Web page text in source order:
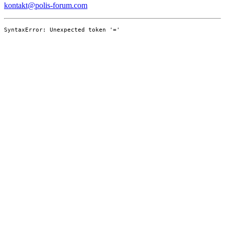
kontakt@polis-forum.com
SyntaxError: Unexpected token '='